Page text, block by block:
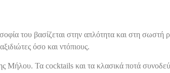
του βασίζεται στην απλότητα και στη σωστή
όσο και ντόπιους.
Μήλου. Τα cocktails και τα κλασικά ποτά